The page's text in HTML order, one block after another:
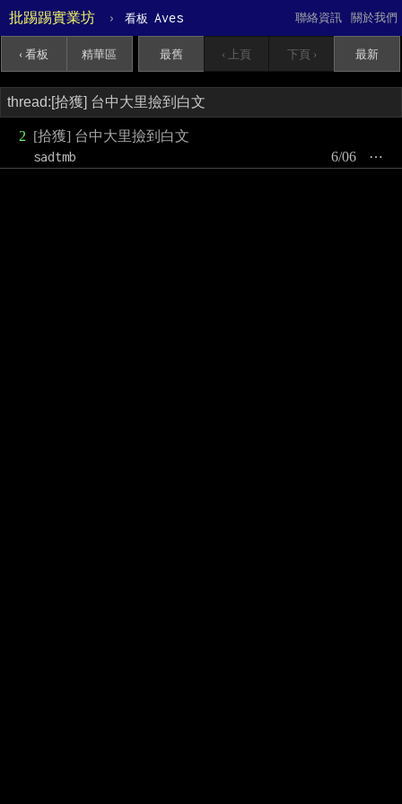
批踢踢實業坊 › 看板 Aves 關於我們
聯絡資訊
‹ 看板 精華區 最舊 ‹ 上頁 下頁 › 最新
2 [拾獲] 台中大里撿到白文
sadtmb
⋯
6/06